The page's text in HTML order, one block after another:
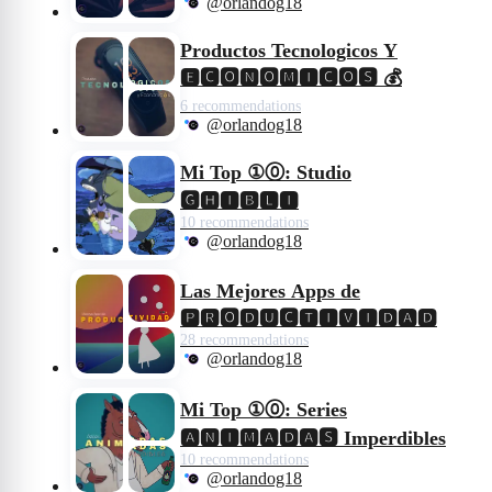
Productos Tecnologicos Y
🅴🅲🅾🅽🅾🅼🅸🅲🅾🆂 💰
6 recommendations
@orlandog18
Mi Top ①⓪: Studio
🅶🅷🅸🅱🅻🅸
10 recommendations
@orlandog18
Las Mejores Apps de
🅿🆁🅾🅳🆄🅲🆃🅸🆅🅸🅳🅰🅳
28 recommendations
@orlandog18
Mi Top ①⓪: Series
🅰🅽🅸🅼🅰🅳🅰🆂 Imperdibles
10 recommendations
@orlandog18